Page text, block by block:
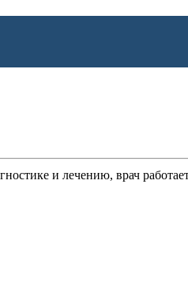
и лечению, врач